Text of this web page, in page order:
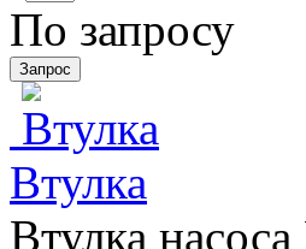
По запросу
Втулка
Втулка